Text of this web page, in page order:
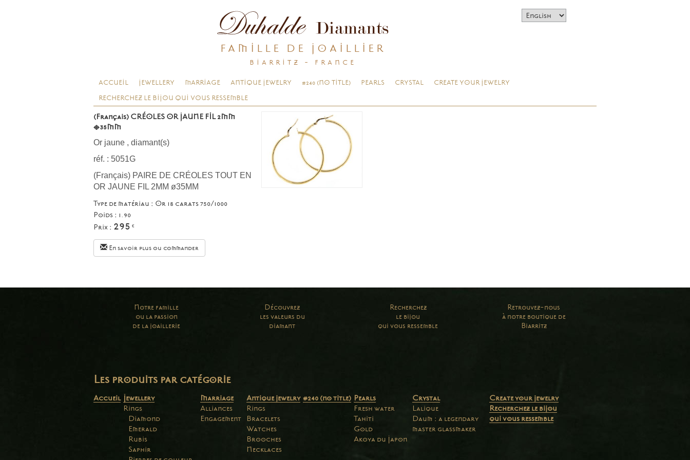
FAMILLE DE JOAILLIER
BIARRITZ - FRANCE
ACCUEIL JEWELLERY MARRIAGE ANTIQUE JEWELRY #240 (NO TITLE) PEARLS CRYSTAL CREATE YOUR JEWELRY
RECHERCHEZ LE BIJOU QUI VOUS RESSEMBLE
(Français) CRÉOLES OR JAUNE FIL 2MM
ø35MM
Or jaune , diamant(s)
réf. : 5051G
(Français) PAIRE DE CRÉOLES TOUT EN
OR JAUNE FIL 2MM ø35MM
Type de matériau : Or 18 carats 750/1000
Poids : 1.90
Prix : 295 €
En savoir plus ou commander
Notre famille
ou la passion
de la joaillerie
Découvrez
les valeurs du
diamant
Recherchez
le bijou
qui vous ressemble
Retrouvez-nous
à notre boutique de
Biarritz
Les produits par catégorie
Accueil Jewellery
Rings
Diamond
Emerald
Rubis
Saphir
Marriage
Alliances
Engagement
Antique jewelry
Rings
Bracelets
Watches
Brooches
Necklaces
#240 (no title) Pearls
Fresh water
Tahiti
Gold
Akoya du Japon
Crystal
Lalique
Daum : a legendary
master glassmaker
Create your jewelry
Recherchez le bijou
qui vous ressemble